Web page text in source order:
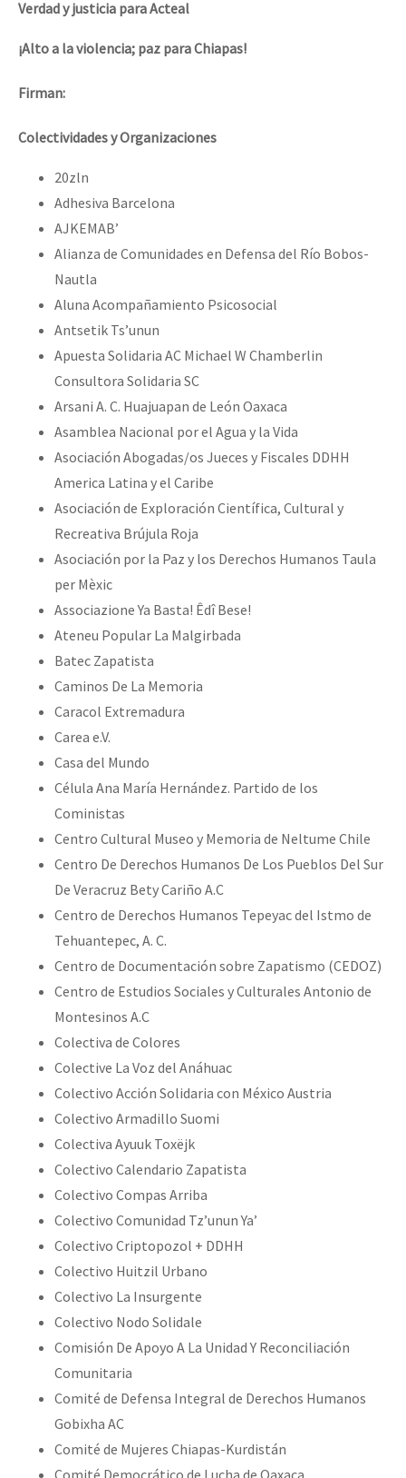
Verdad y justicia para Acteal
¡Alto a la violencia; paz para Chiapas!
Firman:
Colectividades y Organizaciones
20zln
Adhesiva Barcelona
AJKEMAB’
Alianza de Comunidades en Defensa del Río Bobos-
Nautla
Aluna Acompañamiento Psicosocial
Antsetik Ts’unun
Apuesta Solidaria AC Michael W Chamberlin
Consultora Solidaria SC
Arsani A. C. Huajuapan de León Oaxaca
Asamblea Nacional por el Agua y la Vida
Asociación Abogadas/os Jueces y Fiscales DDHH
America Latina y el Caribe
Asociación de Exploración Científica, Cultural y
Recreativa Brújula Roja
Asociación por la Paz y los Derechos Humanos Taula
per Mèxic
Associazione Ya Basta! Êdî Bese!
Ateneu Popular La Malgirbada
Batec Zapatista
Caminos De La Memoria
Caracol Extremadura
Carea e.V.
Casa del Mundo
Célula Ana María Hernández. Partido de los
Coministas
Centro Cultural Museo y Memoria de Neltume Chile
Centro De Derechos Humanos De Los Pueblos Del Sur
De Veracruz Bety Cariño A.C
Centro de Derechos Humanos Tepeyac del Istmo de
Tehuantepec, A. C.
Centro de Documentación sobre Zapatismo (CEDOZ)
Centro de Estudios Sociales y Culturales Antonio de
Montesinos A.C
Colectiva de Colores
Colective La Voz del Anáhuac
Colectivo Acción Solidaria con México Austria
Colectivo Armadillo Suomi
Colectiva Ayuuk Toxëjk
Colectivo Calendario Zapatista
Colectivo Compas Arriba
Colectivo Comunidad Tz’unun Ya’
Colectivo Criptopozol + DDHH
Colectivo Huitzil Urbano
Colectivo La Insurgente
Colectivo Nodo Solidale
Comisión De Apoyo A La Unidad Y Reconciliación
Comunitaria
Comité de Defensa Integral de Derechos Humanos
Gobixha AC
Comité de Mujeres Chiapas-Kurdistán